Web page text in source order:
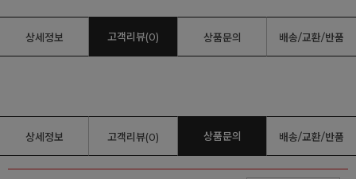
상세정보 고객리뷰(0) 상품문의 배송/교환/반품
상세정보 고객리뷰(0) 상품문의 배송/교환/반품